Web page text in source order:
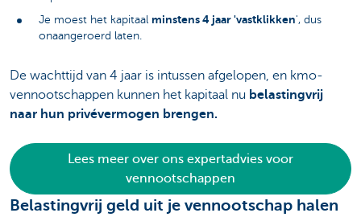
Je moest het kapitaal minstens 4 jaar 'vastklikken', dus
onaangeroerd laten.
De wachttijd van 4 jaar is intussen afgelopen, en kmo-
vennootschappen kunnen het kapitaal nu belastingvrij
naar hun privévermogen brengen.
Lees meer over ons expertadvies voor
vennootschappen
Belastingvrij geld uit je vennootschap halen